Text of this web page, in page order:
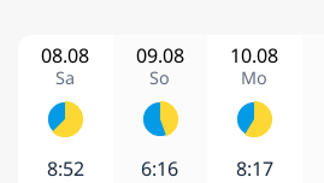
08.08
Sa
8:52
09.08
So
6:16
10.08
Mo
8:17